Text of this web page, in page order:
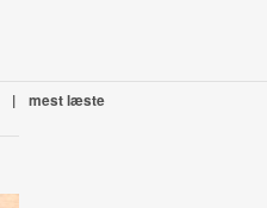
| mest læste